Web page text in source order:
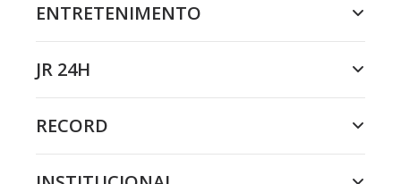
ENTRETENIMENTO
JR 24H
RECORD